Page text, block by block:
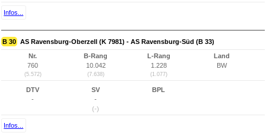
Infos...
B 30 AS Ravensburg-Oberzell (K 7981) - AS Ravensburg-Süd (B 33)
Nr.
760
(5.572)
B-Rang
10.042
(7.638)
L-Rang
1.228
(1.077)
Land
BW
DTV
-
SV
-
(-)
BPL
Infos...